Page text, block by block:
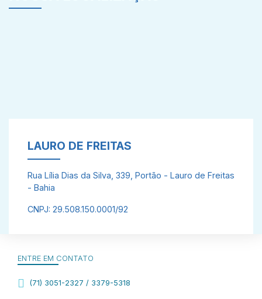
LAURO DE FREITAS
Rua Lília Dias da Silva, 339, Portão - Lauro de Freitas
- Bahia
CNPJ: 29.508.150.0001/92
ENTRE EM CONTATO
(71) 3051-2327 / 3379-5318